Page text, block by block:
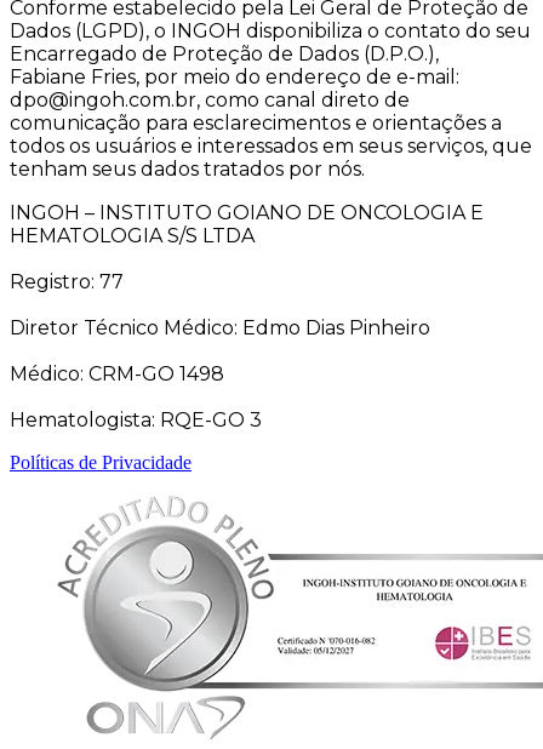
Conforme estabelecido pela Lei Geral de Proteção de
Dados (LGPD), o INGOH disponibiliza o contato do seu
Encarregado de Proteção de Dados (D.P.O.),
Fabiane Fries, por meio do endereço de e-mail:
dpo@ingoh.com.br, como canal direto de
comunicação para esclarecimentos e orientações a
todos os usuários e interessados em seus serviços, que
tenham seus dados tratados por nós.
INGOH – INSTITUTO GOIANO DE ONCOLOGIA E
HEMATOLOGIA S/S LTDA
Registro: 77
Diretor Técnico Médico: Edmo Dias Pinheiro
Médico: CRM-GO 1498
Hematologista: RQE-GO 3
Políticas de Privacidade